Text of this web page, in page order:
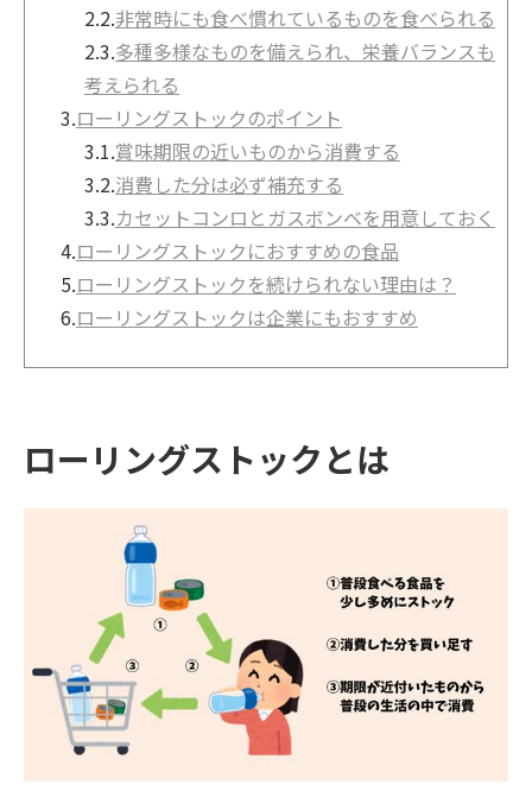
2.2.非常時にも食べ慣れているものを食べられる
2.3.多種多様なものを備えられ、栄養バランスも
考えられる
3.ローリングストックのポイント
3.1.賞味期限の近いものから消費する
3.2.消費した分は必ず補充する
3.3.カセットコンロとガスボンベを用意しておく
4.ローリングストックにおすすめの食品
5.ローリングストックを続けられない理由は？
6.ローリングストックは企業にもおすすめ
ローリングストックとは